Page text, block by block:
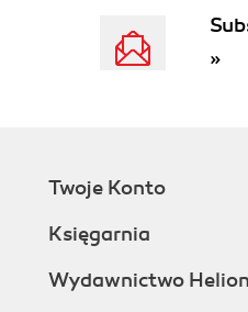
»
Twoje Konto
Księgarnia
Wydawnictwo Helion